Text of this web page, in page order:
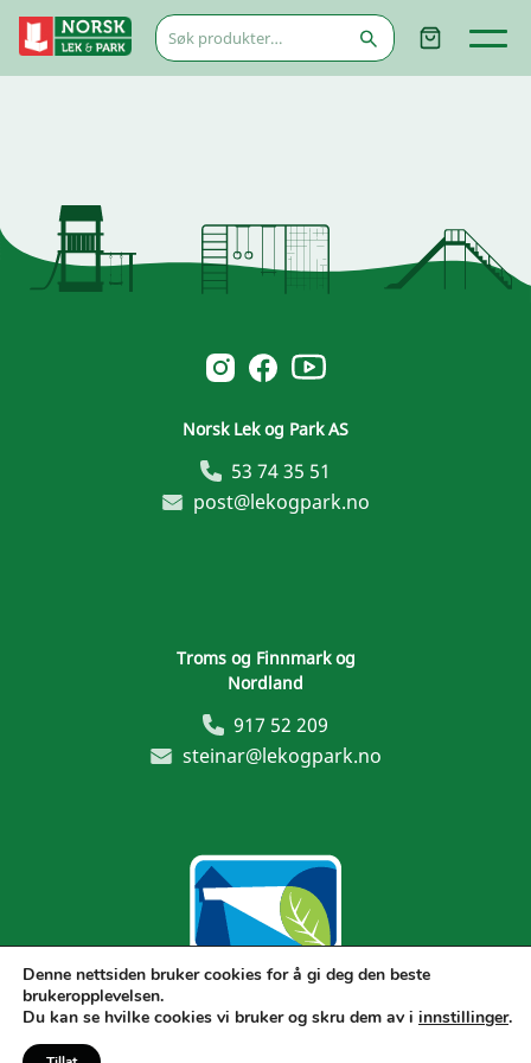
Søk
etter:
Norsk Leg & Park instagram
Norsk Leg & Park facebook
Norsk Leg & Park youtube
Norsk Lek og Park AS
53 74 35 51
post@lekogpark.no
Troms og Finnmark og
Nordland
917 52 209
steinar@lekogpark.no
Denne nettsiden bruker cookies for å gi deg den beste
brukeropplevelsen.
Du kan se hvilke cookies vi bruker og skru dem av i innstillinger.